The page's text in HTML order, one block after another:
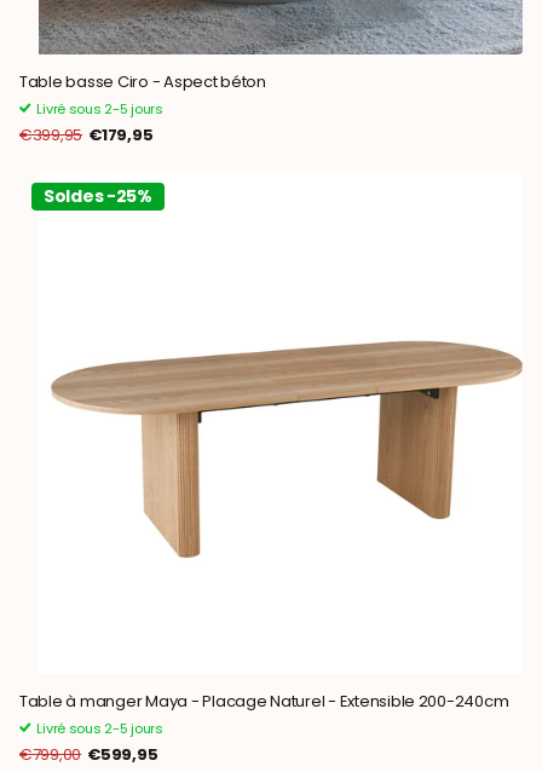
Table basse Ciro - Aspect béton
Livré sous 2-5 jours
€399,95 €179,95
Soldes -25%
Table à manger Maya - Placage Naturel - Extensible 200-240cm
Livré sous 2-5 jours
€799,00 €599,95